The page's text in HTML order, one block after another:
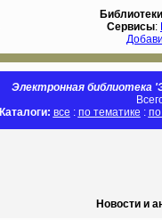
Библиотеки
Сервисы:
Электронная библиотека
Каталоги: все : по тематике :
Новости и